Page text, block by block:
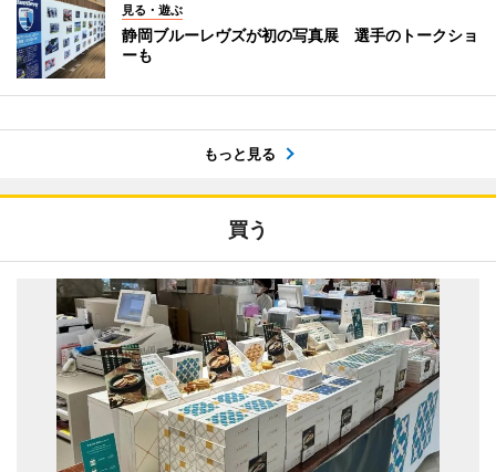
見る・遊ぶ
静岡ブルーレヴズが初の写真展 選手のトークショ
ーも
もっと見る
買う